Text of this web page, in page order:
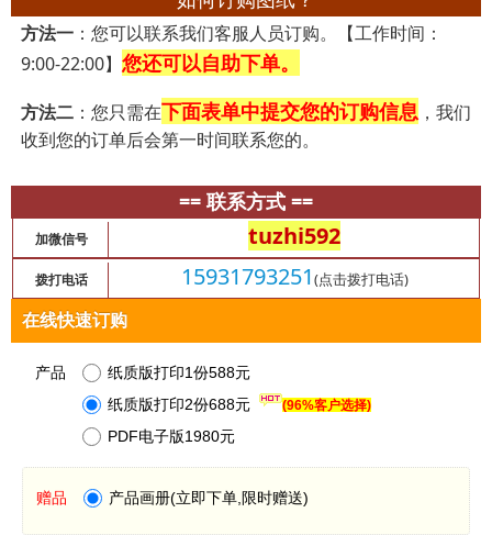
方法一：您可以联系我们客服人员订购。【工作时间：
9:00-22:00】 您还可以自助下单。
方法二：您只需在下面表单中提交您的订购信息，我们
收到您的订单后会第一时间联系您的。
== 联系方式 ==
加微信号 tuzhi592
拨打电话 15931793251 (点击拨打电话)